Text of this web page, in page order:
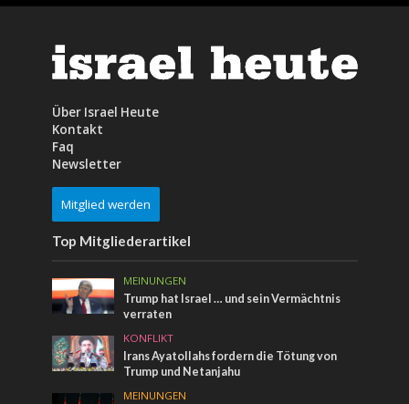
Über Israel Heute
Kontakt
Faq
Newsletter
Mitglied werden
Top Mitgliederartikel
MEINUNGEN
Trump hat Israel … und sein Vermächtnis
verraten
KONFLIKT
Irans Ayatollahs fordern die Tötung von
Trump und Netanjahu
MEINUNGEN